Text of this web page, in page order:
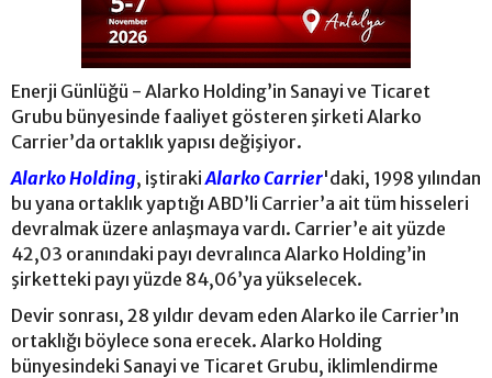
Enerji Günlüğü - Alarko Holding’in Sanayi ve Ticaret
Grubu bünyesinde faaliyet gösteren şirketi Alarko
Carrier’da ortaklık yapısı değişiyor.
Alarko Holding, iştirakiAlarko Carrier'daki, 1998 yılından
bu yana ortaklık yaptığı ABD’li Carrier’a ait tüm hisseleri
devralmak üzere anlaşmaya vardı. Carrier’e ait yüzde
42,03 oranındaki payı devralınca Alarko Holding’in
şirketteki payı yüzde 84,06’ya yükselecek.
Devir sonrası, 28 yıldır devam eden Alarko ile Carrier’ın
ortaklığı böylece sona erecek. Alarko Holding
bünyesindeki Sanayi ve Ticaret Grubu, iklimlendirme